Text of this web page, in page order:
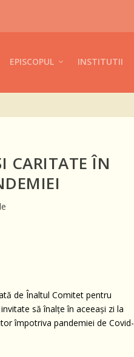
EPISCOPUL INSTITUTII
CARITATE ÎN
de Înaltul Comitet pentru
să înalțe în aceeași zi la
împotriva pandemiei de Covid-